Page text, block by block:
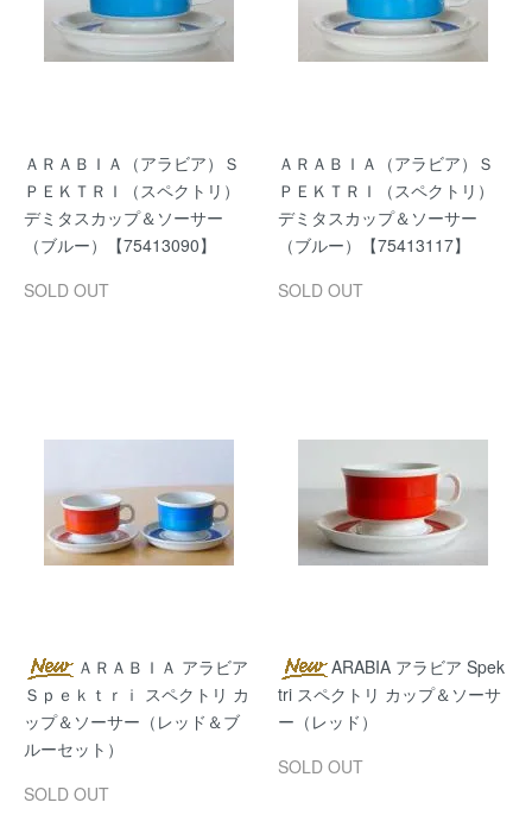
ＡＲＡＢＩＡ（アラビア）Ｓ
ＰＥＫＴＲＩ（スペクトリ）
デミタスカップ＆ソーサー
（ブルー）【75413090】
SOLD OUT
ＡＲＡＢＩＡ（アラビア）Ｓ
ＰＥＫＴＲＩ（スペクトリ）
デミタスカップ＆ソーサー
（ブルー）【75413117】
SOLD OUT
ＡＲＡＢＩＡ アラビア
Ｓｐｅｋｔｒｉ スペクトリ カ
ップ＆ソーサー（レッド＆ブ
ルーセット）
SOLD OUT
ARABIA アラビア Spek
tri スペクトリ カップ＆ソーサ
ー（レッド）
SOLD OUT